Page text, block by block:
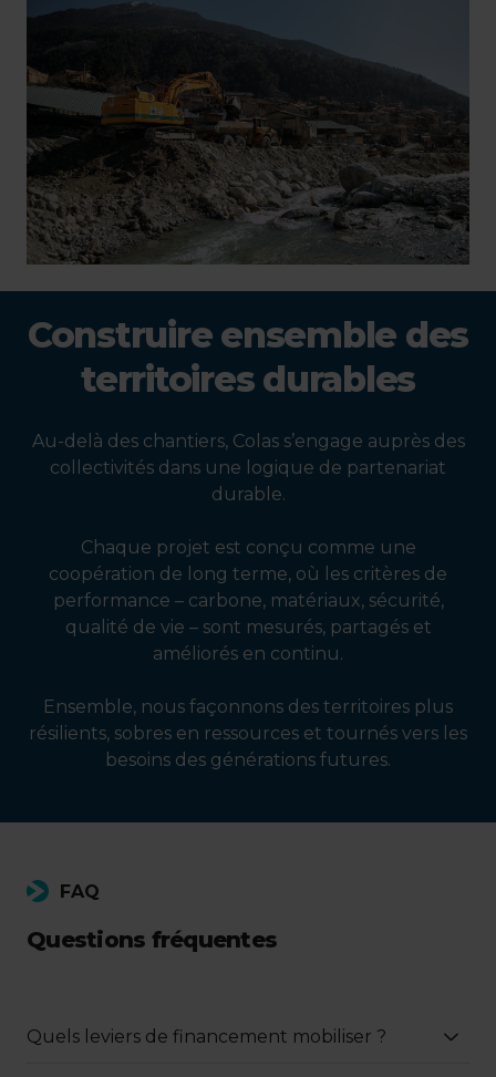
Construire ensemble des
territoires durables
Au-delà des chantiers, Colas s’engage auprès des
collectivités dans une logique de partenariat
durable.
Chaque projet est conçu comme une
coopération de long terme, où les critères de
performance – carbone, matériaux, sécurité,
qualité de vie – sont mesurés, partagés et
améliorés en continu.
Ensemble, nous façonnons des territoires plus
résilients, sobres en ressources et tournés vers les
besoins des générations futures.
FAQ
Questions fréquentes
Quels leviers de financement mobiliser ?